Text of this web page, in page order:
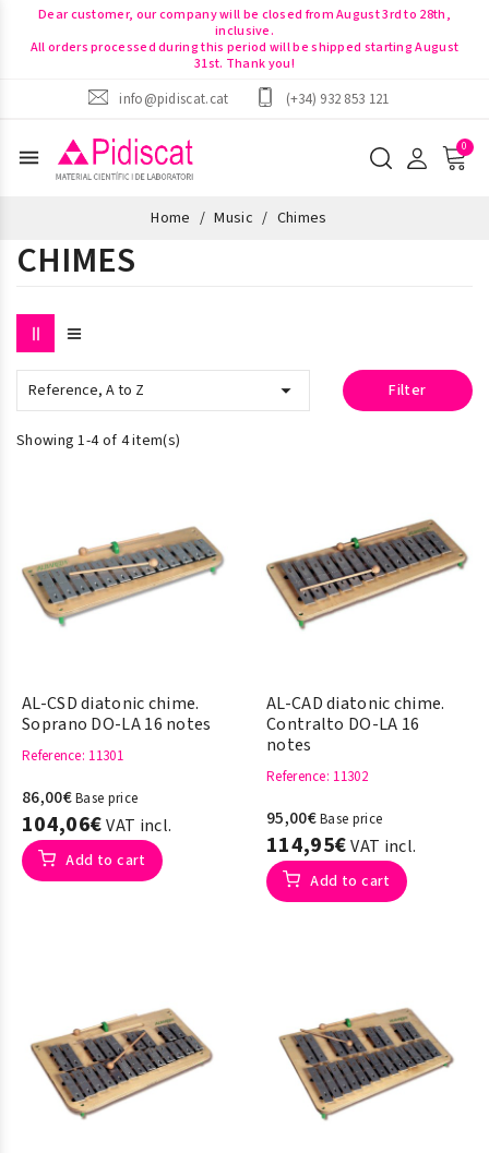
Dear customer, our company will be closed from August 3rd to 28th,
inclusive.
All orders processed during this period will be shipped starting August
31st. Thank you!
info@pidiscat.cat
(+34) 932 853 121
menu
Home Music Chimes
CHIMES
Reference, A to Z  Filter
Showing 1-4 of 4 item(s)
AL-CSD diatonic chime.
Soprano DO-LA 16 notes
Reference: 11301
86,00€Base price
104,06€VAT incl.
Add to cart
AL-CAD diatonic chime.
Contralto DO-LA 16
notes
Reference: 11302
95,00€Base price
114,95€VAT incl.
Add to cart